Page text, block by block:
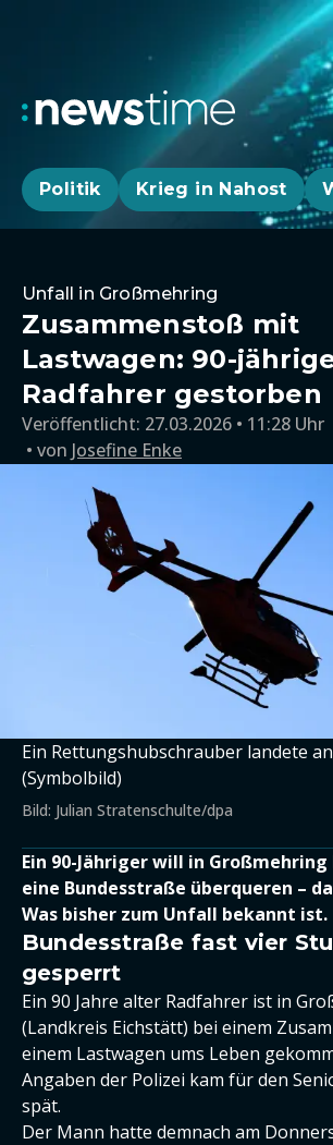
Politik Krieg in Nahost
Unfall in Großmehring
Zusammenstoß mit
Lastwagen: 90-
Radfahrer gestorben
Veröffentlicht: 27.03.2026 • 11:28 Uhr
von Josefine Enke
Ein Rettungshubschrauber landete
(Symbolbild)
Bild: Julian Stratenschulte/dpa
Ein 90-Jähriger will in
eine Bundesstraße überqueren –
Was bisher zum Unfall bekannt ist.
Bundesstraße fast vier
gesperrt
Ein 90 Jahre alter Radfahrer ist in
(Landkreis Eichstätt) bei einem
einem Lastwagen ums Leben
Angaben der Polizei kam für den
spät.
Der Mann hatte demnach am